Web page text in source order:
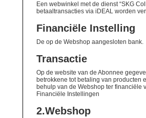
Een webwinkel met de dienst “SKG
betaaltransacties via iDEAL worden
Financiële Instelling
De op de Webshop aangesloten bank.
Transactie
Op de website van de Abonnee
betrokkene tot betaling van producten
behulp van de Webshop ter financiële
Financiële Instellingen
2.Webshop